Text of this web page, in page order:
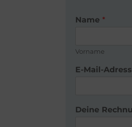
Name*
Vorname
D
e
&
E-Mail-
Deine